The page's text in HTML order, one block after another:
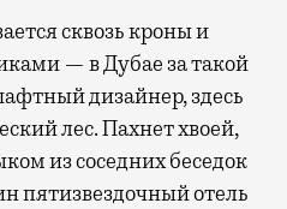
сквозь кроны и
— в Дубае за такой
дизайнер, здесь
лес. Пахнет хвоей,
из соседних беседок
пятизвездочный отель